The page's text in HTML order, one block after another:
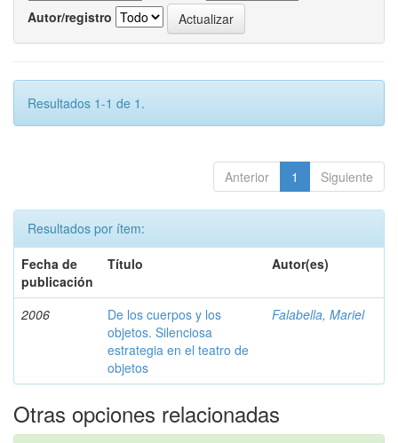
Autor/registro
Resultados 1-1 de 1.
Anterior 1 Siguiente
Resultados por ítem:
Fecha de
publicación
Título Autor(es)
2006
De los cuerpos y los
objetos. Silenciosa
estrategia en el teatro de
objetos
Falabella, Mariel
Otras opciones relacionadas